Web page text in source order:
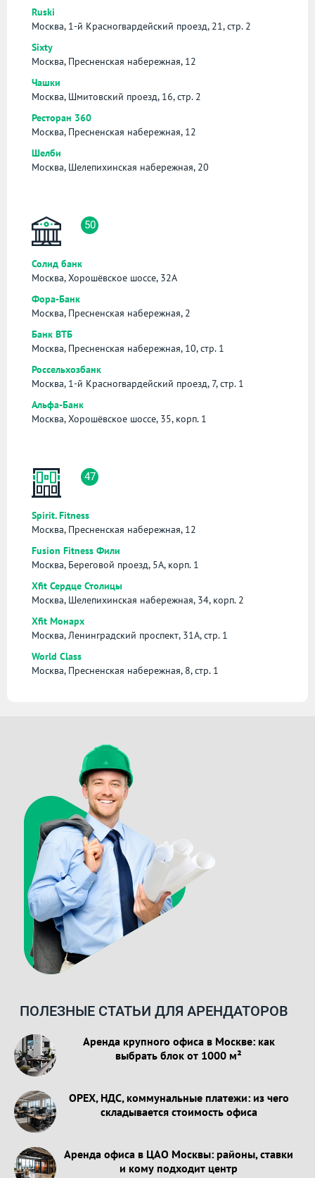
Ruski
Москва, 1-й Красногвардейский проезд, 21, стр. 2
Sixty
Москва, Пресненская набережная, 12
Чашки
Москва, Шмитовский проезд, 16, стр. 2
Ресторан 360
Москва, Пресненская набережная, 12
Шелби
Москва, Шелепихинская набережная, 20
50
Солид банк
Москва, Хорошёвское шоссе, 32А
Фора-Банк
Москва, Пресненская набережная, 2
Банк ВТБ
Москва, Пресненская набережная, 10, стр. 1
Россельхозбанк
Москва, 1-й Красногвардейский проезд, 7, стр. 1
Альфа-Банк
Москва, Хорошёвское шоссе, 35, корп. 1
47
Spirit. Fitness
Москва, Пресненская набережная, 12
Fusion Fitness Фили
Москва, Береговой проезд, 5А, корп. 1
Xfit Сердце Столицы
Москва, Шелепихинская набережная, 34, корп. 2
Xfit Монарх
Москва, Ленинградский проспект, 31А, стр. 1
World Class
Москва, Пресненская набережная, 8, стр. 1
ПОЛЕЗНЫЕ СТАТЬИ ДЛЯ АРЕНДАТОРОВ
Аренда крупного офиса в Москве: как
выбрать блок от 1000 м²
OPEX, НДС, коммунальные платежи: из чего
складывается стоимость офиса
Аренда офиса в ЦАО Москвы: районы, ставки
и кому подходит центр